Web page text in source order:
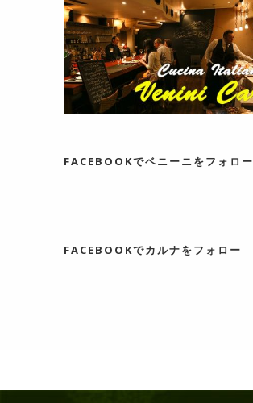
FACEBOOKでベニーニをフォロー
FACEBOOKでカルナをフォロー